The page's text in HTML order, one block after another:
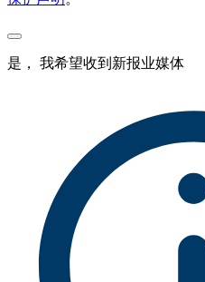
是， 我希望收到新报业媒体